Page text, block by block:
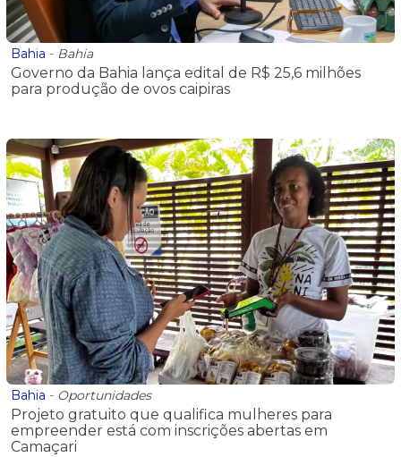
Bahia - Bahia
Governo da Bahia lança edital de R$ 25,6 milhões
para produção de ovos caipiras
Bahia - Oportunidades
Projeto gratuito que qualifica mulheres para
empreender está com inscrições abertas em
Camaçari